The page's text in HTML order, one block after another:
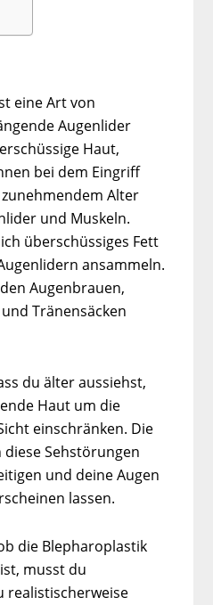
eine Art von
Augenlider
Haut,
bei dem Eingriff
Alter
und Muskeln.
überschüssiges Fett
ansammeln.
Augenbrauen,
Tränensäcken
du älter aussiehst,
Haut um die
einschränken. Die
Sehstörungen
und deine Augen
lassen.
die Blepharoplastik
musst du
realistischerweise